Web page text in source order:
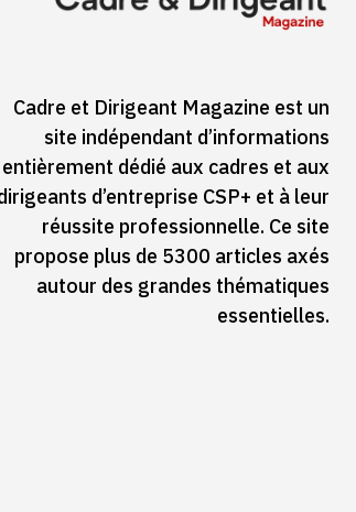
Cadre et Dirigeant Magazine est un
site indépendant d’informations
entièrement dédié aux cadres et aux
d’entreprise CSP+ et à leur
réussite professionnelle. Ce site
propose plus de 5300 articles axés
autour des grandes thématiques
essentielles.